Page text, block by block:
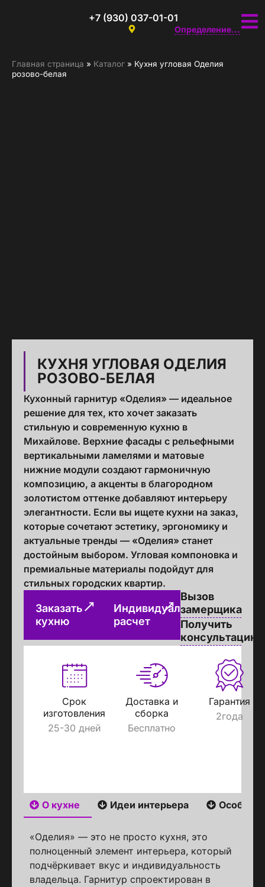
+7 (930) 037-01-01
Определение...
Главная страница » Каталог » Кухня угловая Оделия
розово-белая
КУХНЯ УГЛОВАЯ ОДЕЛИЯ
РОЗОВО-БЕЛАЯ
Кухонный гарнитур «Оделия» — идеальное
решение для тех, кто хочет заказать
стильную и современную кухню в
Михайлове. Верхние фасады с рельефными
вертикальными ламелями и матовые
нижние модули создают гармоничную
композицию, а акценты в благородном
золотистом оттенке добавляют интерьеру
элегантности. Если вы ищете кухни на заказ,
которые сочетают эстетику, эргономику и
актуальные тренды — «Оделия» станет
достойным выбором. Угловая компоновка и
премиальные материалы подойдут для
стильных городских квартир.
Заказать
кухню
Индивидуальный
расчет
Вызов
замерщика
Получить
консультацию
Срок
изготовления
25-30 дней
Доставка и
сборка
Бесплатно
Гарантия
2года
О кухне Идеи интерьера
«Оделия» — это не просто кухня, это
полноценный элемент интерьера, который
подчёркивает вкус и индивидуальность
владельца. Гарнитур спроектирован в